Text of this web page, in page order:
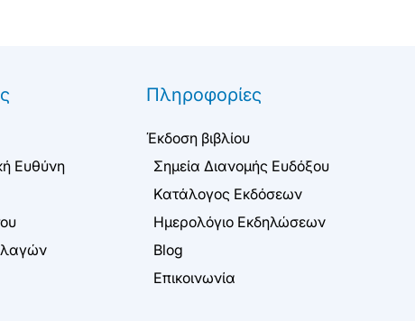
Ευθύνη
Πληροφορίες
Έκδοση βιβλίου
Σημεία Διανομής Ευδόξου
Κατάλογος Εκδόσεων
Ημερολόγιο Εκδηλώσεων
Blog
Επικοινωνία